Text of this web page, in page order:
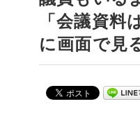
「会議資料
に画面で見